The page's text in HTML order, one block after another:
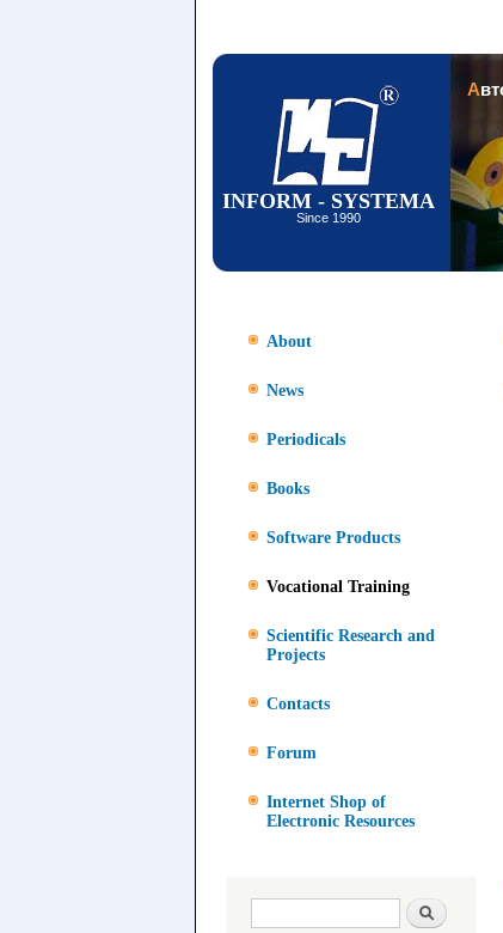
INFORM - SYSTEMA
Since 1990
About
News
Periodicals
Books
Software Products
Vocational Training
Scientific Research and
Projects
Contacts
Forum
Internet Shop of
Electronic Resources
Search form Search